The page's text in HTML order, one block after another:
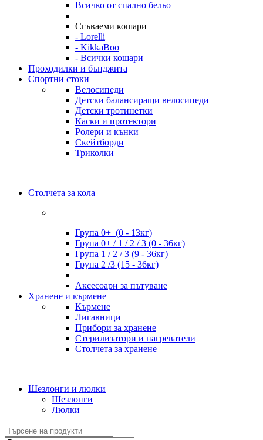
Всичко от спално бельо
Сгъваеми кошари
- Lorelli
- KikkaBoo
- Всички кошари
Проходилки и бънджита
Спортни стоки
Велосипеди
Детски балансиращи велосипеди
Детски тротинетки
Каски и протектори
Ролери и кънки
Скейтборди
Триколки
Столчета за кола
Група 0+ (0 - 13кг)
Група 0+ / 1 / 2 / 3 (0 - 36кг)
Група 1 / 2 / 3 (9 - 36кг)
Група 2 /3 (15 - 36кг)
Аксесоари за пътуване
Хранене и кърмене
Кърмене
Лигавници
Прибори за хранене
Стерилизатори и нагреватели
Столчета за хранене
Шезлонги и люлки
Шезлонги
Люлки
Search